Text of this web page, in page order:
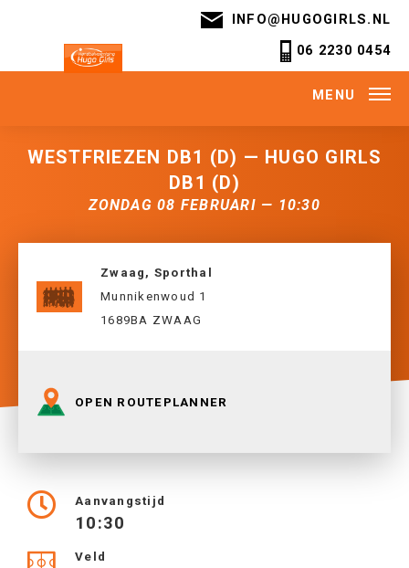
INFO@HUGOGIRLS.NL
06 2230 0454
MENU
WESTFRIEZEN DB1 (D) — HUGO GIRLS
DB1 (D)
ZONDAG 08 FEBRUARI — 10:30
Zwaag, Sporthal
Munnikenwoud 1
1689BA ZWAAG
OPEN ROUTEPLANNER
Aanvangstijd
10:30
Veld